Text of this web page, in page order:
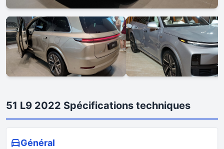
51 L9 2022 Spécifications techniques
Général